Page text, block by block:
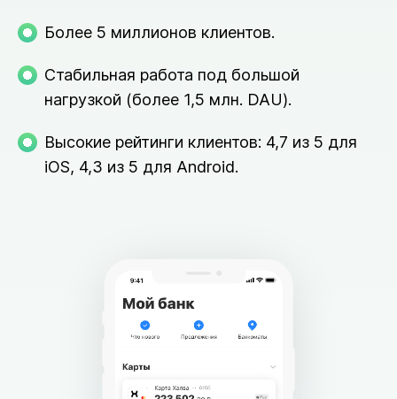
Более 5 миллионов клиентов.
Стабильная работа под большой
нагрузкой (более 1,5 млн. DAU).
Высокие рейтинги клиентов: 4,7 из 5 для
iOS, 4,3 из 5 для Android.